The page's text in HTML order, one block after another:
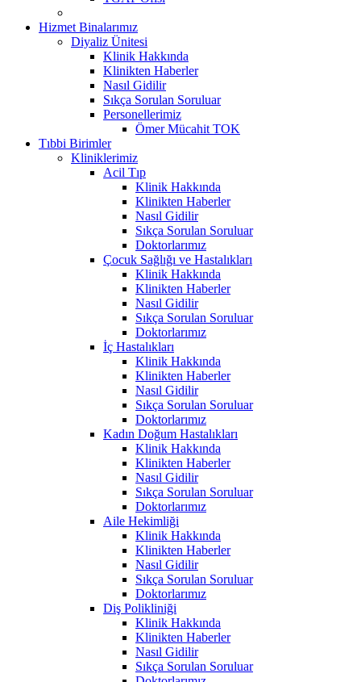
Hizmet Binalarımız
Diyaliz Ünitesi
Klinik Hakkında
Klinikten Haberler
Nasıl Gidilir
Sıkça Sorulan Soruluar
Personellerimiz
Ömer Mücahit TOK
Tıbbi Birimler
Kliniklerimiz
Acil Tıp
Klinik Hakkında
Klinikten Haberler
Nasıl Gidilir
Sıkça Sorulan Soruluar
Doktorlarımız
Çocuk Sağlığı ve Hastalıkları
Klinik Hakkında
Klinikten Haberler
Nasıl Gidilir
Sıkça Sorulan Soruluar
Doktorlarımız
İç Hastalıkları
Klinik Hakkında
Klinikten Haberler
Nasıl Gidilir
Sıkça Sorulan Soruluar
Doktorlarımız
Kadın Doğum Hastalıkları
Klinik Hakkında
Klinikten Haberler
Nasıl Gidilir
Sıkça Sorulan Soruluar
Doktorlarımız
Aile Hekimliği
Klinik Hakkında
Klinikten Haberler
Nasıl Gidilir
Sıkça Sorulan Soruluar
Doktorlarımız
Diş Polikliniği
Klinik Hakkında
Klinikten Haberler
Nasıl Gidilir
Sıkça Sorulan Soruluar